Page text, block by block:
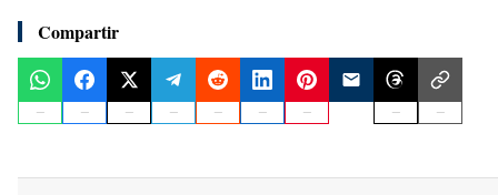
Compartir